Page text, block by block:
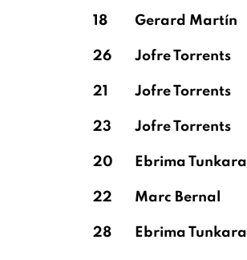
18 Gerard Martín
26 Jofre Torrents
21 Jofre Torrents
23 Jofre Torrents
20 Ebrima Tunkara
22 Marc Bernal
28 Ebrima Tunkara